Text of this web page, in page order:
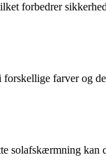
forbedrer
farver og
solafskærmning kan